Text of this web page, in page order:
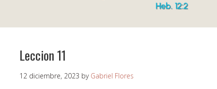
Leccion 11
12 diciembre, 2023 by Gabriel Flores